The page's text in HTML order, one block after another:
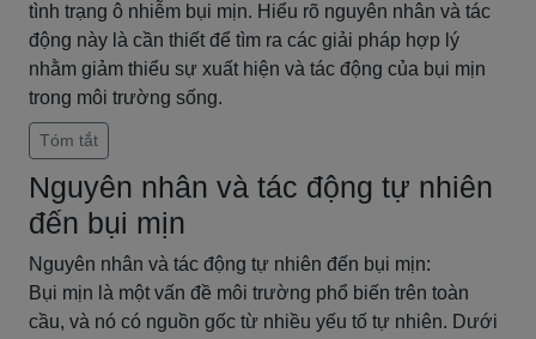
tình trạng ô nhiễm bụi mịn. Hiểu rõ nguyên nhân và tác
động này là cần thiết để tìm ra các giải pháp hợp lý
nhằm giảm thiểu sự xuất hiện và tác động của bụi mịn
trong môi trường sống.
Tóm tắt
Nguyên nhân và tác động tự nhiên
đến bụi mịn
Nguyên nhân và tác động tự nhiên đến bụi mịn:
Bụi mịn là một vấn đề môi trường phổ biến trên toàn
cầu, và nó có nguồn gốc từ nhiều yếu tố tự nhiên. Dưới